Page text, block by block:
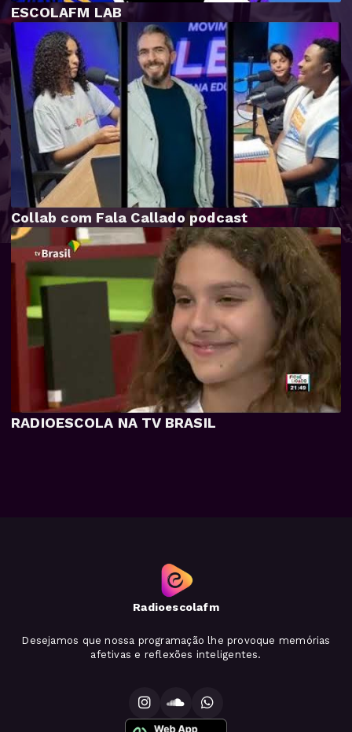
ESCOLAFM LAB
Collab com Fala Callado podcast
RADIOESCOLA NA TV BRASIL
Radioescolafm
Desejamos que nossa programação lhe provoque memórias
afetivas e reflexões inteligentes.